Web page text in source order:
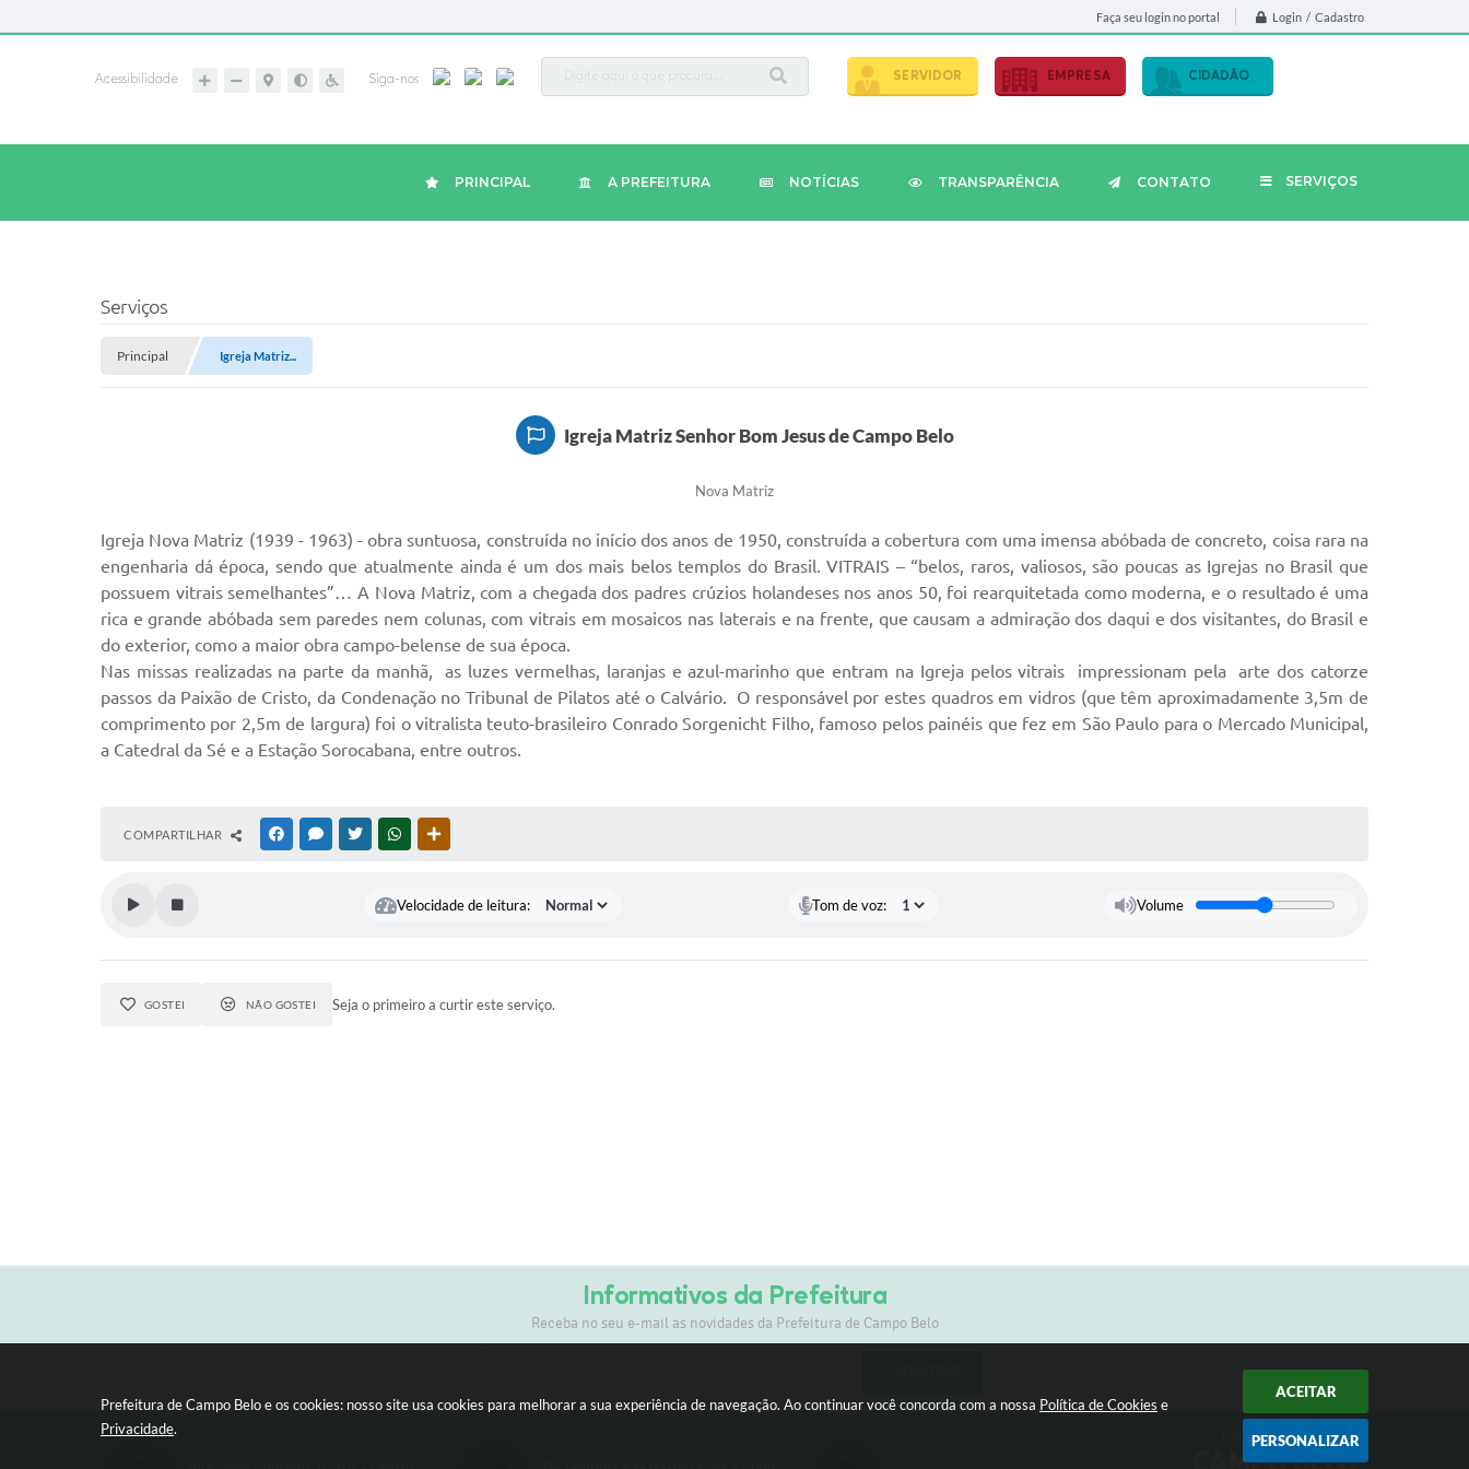
Prefeitura de Campo Belo e os cookies: nosso site usa cookies para melhorar a sua experiência de navegação. Ao continuar você concorda com a nossa Política de Cookies e
Privacidade.
ACEITAR
PERSONALIZAR
Faça seu login no portal Login / Cadastro
Acessibilidade Siga-nos SERVIDOR EMPRESA CIDADÃO
PRINCIPAL A PREFEITURA NOTÍCIAS TRANSPARÊNCIA CONTATO SERVIÇOS
Serviços
Principal Igreja Matriz...
Igreja Matriz Senhor Bom Jesus de Campo Belo
Nova Matriz
Igreja Nova Matriz (1939 - 1963) - obra suntuosa, construída no início dos anos de 1950, construída a cobertura com uma imensa abóbada de concreto, coisa rara na
engenharia dá época, sendo que atualmente ainda é um dos mais belos templos do Brasil. VITRAIS – “belos, raros, valiosos, são poucas as Igrejas no Brasil que
possuem vitrais semelhantes”… A Nova Matriz, com a chegada dos padres crúzios holandeses nos anos 50, foi rearquitetada como moderna, e o resultado é uma
rica e grande abóbada sem paredes nem colunas, com vitrais em mosaicos nas laterais e na frente, que causam a admiração dos daqui e dos visitantes, do Brasil e
do exterior, como a maior obra campo-belense de sua época.
Nas missas realizadas na parte da manhã, as luzes vermelhas, laranjas e azul-marinho que entram na Igreja pelos vitrais impressionam pela arte dos catorze
passos da Paixão de Cristo, da Condenação no Tribunal de Pilatos até o Calvário. O responsável por estes quadros em vidros (que têm aproximadamente 3,5m de
comprimento por 2,5m de largura) foi o vitralista teuto-brasileiro Conrado Sorgenicht Filho, famoso pelos painéis que fez em São Paulo para o Mercado Municipal,
a Catedral da Sé e a Estação Sorocabana, entre outros.
COMPARTILHAR FACEBOOKMESSENGER
TWITTERWHATSAPP
Velocidade de leitura: Tom de voz: Volume
GOSTEI NÃO GOSTEI Seja o primeiro a curtir este serviço.
Informativos da Prefeitura
Receba no seu e-mail as novidades da Prefeitura de Campo Belo